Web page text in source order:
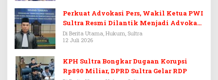
Perkuat Advokasi Pers, Wakil Ketua PWI
Sultra Resmi Dilantik Menjadi Advokat
PERADI
Di Berita Utama, Hukum, Sultra
12 Juli 2026
KPH Sultra Bongkar Dugaan Korupsi
Rp890 Miliar, DPRD Sultra Gelar RDP